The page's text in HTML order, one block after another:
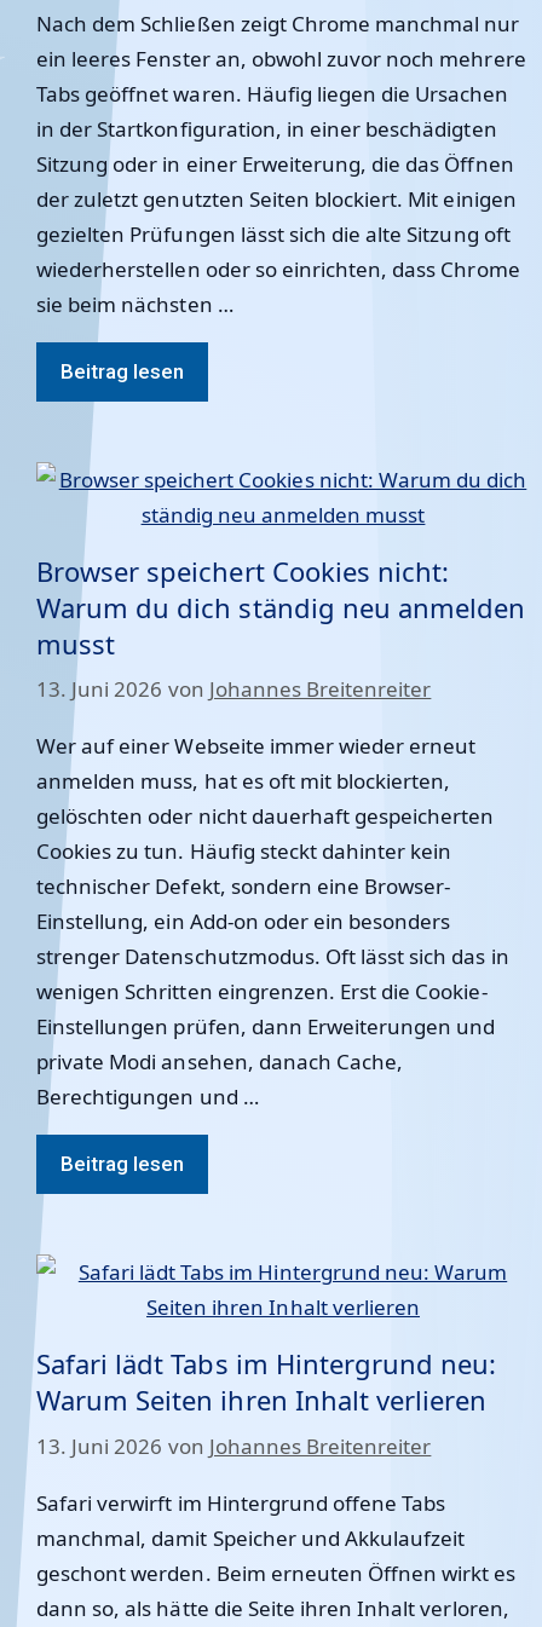
Nach dem Schließen zeigt Chrome manchmal nur
ein leeres Fenster an, obwohl zuvor noch mehrere
Tabs geöffnet waren. Häufig liegen die Ursachen
in der Startkonfiguration, in einer beschädigten
Sitzung oder in einer Erweiterung, die das Öffnen
der zuletzt genutzten Seiten blockiert. Mit einigen
gezielten Prüfungen lässt sich die alte Sitzung oft
wiederherstellen oder so einrichten, dass Chrome
sie beim nächsten …
Beitrag lesen
Browser speichert Cookies nicht:
Warum du dich ständig neu anmelden
musst
13. Juni 2026 von Johannes Breitenreiter
Wer auf einer Webseite immer wieder erneut
anmelden muss, hat es oft mit blockierten,
gelöschten oder nicht dauerhaft gespeicherten
Cookies zu tun. Häufig steckt dahinter kein
technischer Defekt, sondern eine Browser-
Einstellung, ein Add-on oder ein besonders
strenger Datenschutzmodus. Oft lässt sich das in
wenigen Schritten eingrenzen. Erst die Cookie-
Einstellungen prüfen, dann Erweiterungen und
private Modi ansehen, danach Cache,
Berechtigungen und …
Beitrag lesen
Safari lädt Tabs im Hintergrund neu:
Warum Seiten ihren Inhalt verlieren
13. Juni 2026 von Johannes Breitenreiter
Safari verwirft im Hintergrund offene Tabs
manchmal, damit Speicher und Akkulaufzeit
geschont werden. Beim erneuten Öffnen wirkt es
dann so, als hätte die Seite ihren Inhalt verloren,